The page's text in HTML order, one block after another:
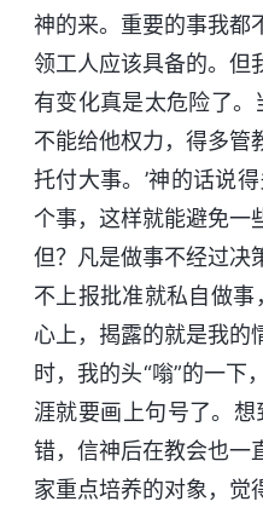
神的来。重要的事我都
领工人应该具备的。但
有变化真是太危险了
不能给他权力，得多管
托付大事。’神的话说
个事，这样就能避免一
但？凡是做事不经过决
不上报批准就私自做
心上，揭露的就是我的
时，我的头“嗡”的一
涯就要画上句号了。
错，信神后在教会也一
家重点培养的对象，觉